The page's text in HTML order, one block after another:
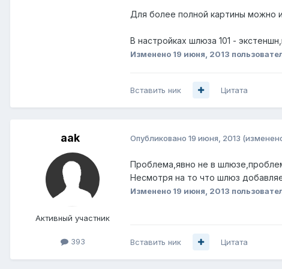
Для более полной картины можно
В настройках шлюза 101 -
Изменено 19 июня, 2013
Вставить ник Цитата
aak
Активный участник
393
Опубликовано 19 июня, 2013
Проблема,явно не в
Несмотря на то что шлюз
Изменено 19 июня, 2013
Вставить ник Цитата